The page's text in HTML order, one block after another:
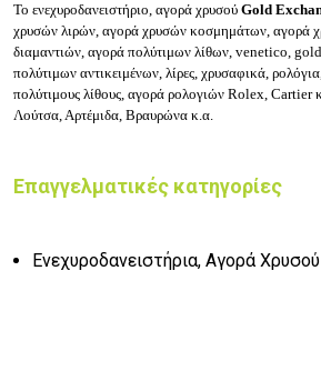
Το ενεχυροδανειστήριο, αγορά χρυσού Gold
χρυσών λιρών, αγορά χρυσών κοσμημάτων, αγορά
διαμαντιών, αγορά πολύτιμων λίθων, venetico, gold
πολύτιμων αντικειμένων, λίρες, χρυσαφικά,
πολύτιμους λίθους, αγορά ρολογιών Rolex, Cartier
Λούτσα, Αρτέμιδα, Βραυρώνα κ.α.
Επαγγελματικές κατηγορίες
Ενεχυροδανειστήρια, Αγορά Χρυσού